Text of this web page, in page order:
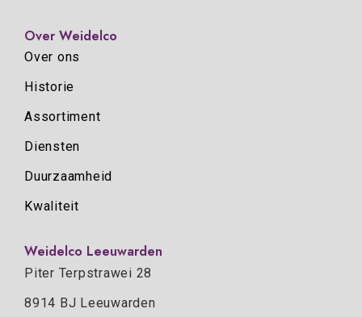
Over Weidelco
Over ons
Historie
Assortiment
Diensten
Duurzaamheid
Kwaliteit
Weidelco Leeuwarden
Piter Terpstrawei 28
8914 BJ Leeuwarden